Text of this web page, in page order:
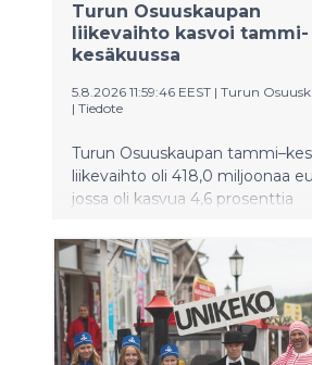
Turun Osuuskaupan
liikevaihto kasvoi tammi-
kesäkuussa
5.8.2026 11:59:46 EEST | Turun
| Tiedote
Turun Osuuskaupan
liikevaihto oli 418,0 miljoonaa
jossa oli kasvua 4,6 prosenttia